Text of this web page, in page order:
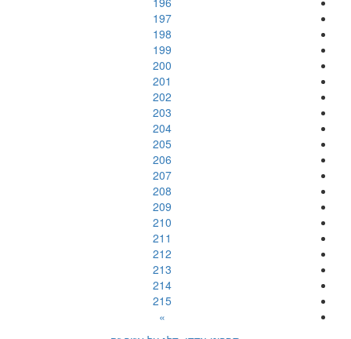
197
198
199
200
201
202
203
204
205
206
207
208
209
210
211
212
213
214
215
»